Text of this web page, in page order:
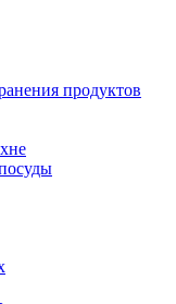
продуктов